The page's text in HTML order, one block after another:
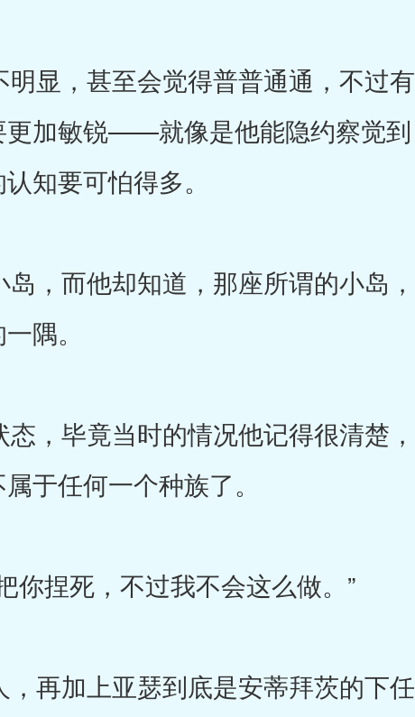
显，甚至会觉得普普通通，不过有
更加敏锐——就像是他能隐约察觉到
知要可怕得多。
，而他却知道，那座所谓的小岛，
隅。
，毕竟当时的情况他记得很清楚，
于任何一个种族了。
捏死，不过我不会这么做。”
再加上亚瑟到底是安蒂拜茨的下任